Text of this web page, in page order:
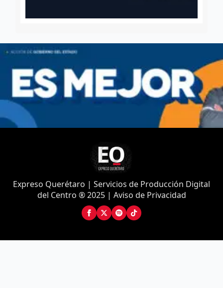
Expreso Querétaro | Servicios de Producción Digital
del Centro ® 2025 | Aviso de Privacidad